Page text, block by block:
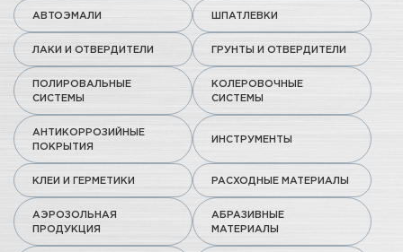
АВТОЭМАЛИ ШПАТЛЕВКИ
ЛАКИ И ОТВЕРДИТЕЛИ ГРУНТЫ И ОТВЕРДИТЕЛИ
ПОЛИРОВАЛЬНЫЕ
СИСТЕМЫ
КОЛЕРОВОЧНЫЕ
СИСТЕМЫ
АНТИКОРРОЗИЙНЫЕ
ПОКРЫТИЯ
ИНСТРУМЕНТЫ
КЛЕИ И ГЕРМЕТИКИ РАСХОДНЫЕ МАТЕРИАЛЫ
АЭРОЗОЛЬНАЯ
ПРОДУКЦИЯ
АБРАЗИВНЫЕ
МАТЕРИАЛЫ